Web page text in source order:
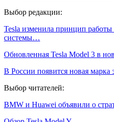
Выбор редакции:
Tesla изменила принцип
системы…
Обновленная Tesla Model 3 в
В России появится новая марка
Выбор читателей:
BMW и Huawei объявили о